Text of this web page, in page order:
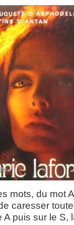
mots, du mot
caresser
A puis sur le S,